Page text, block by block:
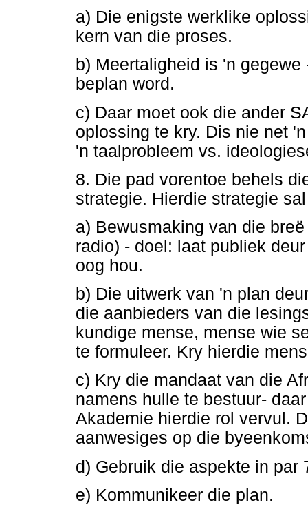
a) Die enigste werklike
kern van die proses.
b) Meertaligheid is 'n
beplan word.
c) Daar moet ook die ander
oplossing te kry. Dis nie net
'n taalprobleem vs.
8. Die pad vorentoe behels
strategie. Hierdie strategie
a) Bewusmaking van die
radio) - doel: laat publiek
oog hou.
b) Die uitwerk van 'n plan
die aanbieders van die
kundige mense, mense wie
te formuleer. Kry hierdie
c) Kry die mandaat van die
namens hulle te bestuur-
Akademie hierdie rol vervul.
aanwesiges op die
d) Gebruik die aspekte in par
e) Kommunikeer die plan.